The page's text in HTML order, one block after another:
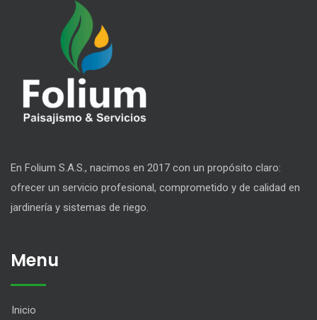
En Folium S.A.S., nacimos en 2017 con un propósito claro:
ofrecer un servicio profesional, comprometido y de calidad en
jardinería y sistemas de riego.
Menu
Inicio